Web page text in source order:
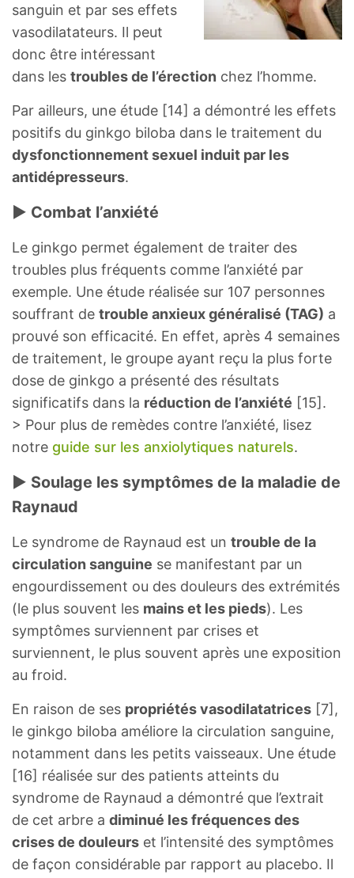
sanguin et par ses effets
vasodilatateurs. Il peut
donc être intéressant
dans les troubles de l’érection chez l’homme.
Par ailleurs, une étude [14] a démontré les effets
positifs du ginkgo biloba dans le traitement du
dysfonctionnement sexuel induit par les
antidépresseurs.
► Combat l’anxiété
Le ginkgo permet également de traiter des
troubles plus fréquents comme l’anxiété par
exemple. Une étude réalisée sur 107 personnes
souffrant de trouble anxieux généralisé (TAG) a
prouvé son efficacité. En effet, après 4 semaines
de traitement, le groupe ayant reçu la plus forte
dose de ginkgo a présenté des résultats
significatifs dans la réduction de l’anxiété [15].
> Pour plus de remèdes contre l’anxiété, lisez
notre guide sur les anxiolytiques naturels.
► Soulage les symptômes de la maladie de
Raynaud
Le syndrome de Raynaud est un trouble de la
circulation sanguine se manifestant par un
engourdissement ou des douleurs des extrémités
(le plus souvent les mains et les pieds). Les
symptômes surviennent par crises et
surviennent, le plus souvent après une exposition
au froid.
En raison de ses propriétés vasodilatatrices [7],
le ginkgo biloba améliore la circulation sanguine,
notamment dans les petits vaisseaux. Une étude
[16] réalisée sur des patients atteints du
syndrome de Raynaud a démontré que l’extrait
de cet arbre a diminué les fréquences des
crises de douleurs et l’intensité des symptômes
de façon considérable par rapport au placebo. Il